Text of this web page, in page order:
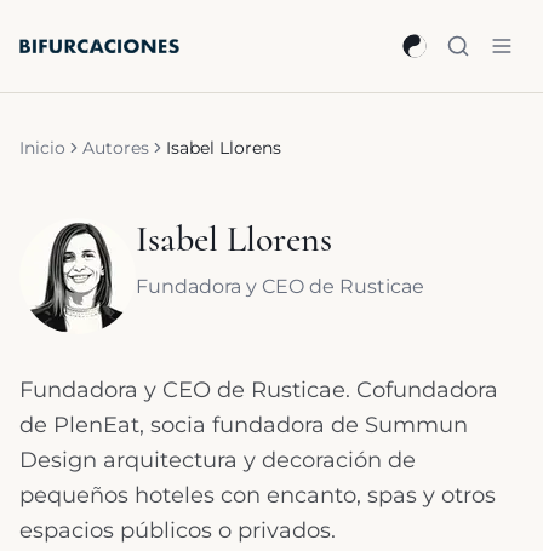
Inicio Autores Isabel Llorens
Isabel Llorens
Fundadora y CEO de Rusticae
Fundadora y CEO de Rusticae. Cofundadora
de PlenEat, socia fundadora de Summun
Design arquitectura y decoración de
pequeños hoteles con encanto, spas y otros
espacios públicos o privados.